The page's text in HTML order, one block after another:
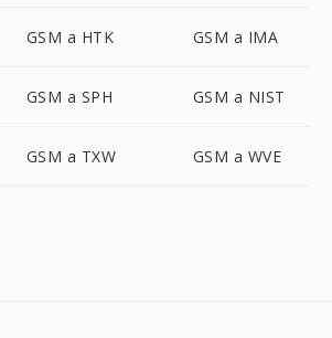
GSM a HTK GSM a IMA
GSM a SPH GSM a NIST
GSM a TXW GSM a WVE